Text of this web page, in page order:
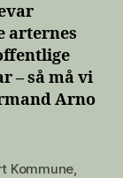
arternes
– så må vi
Arno
Kommune,